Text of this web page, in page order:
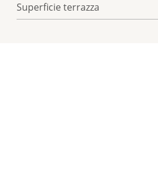
Superficie terrazza